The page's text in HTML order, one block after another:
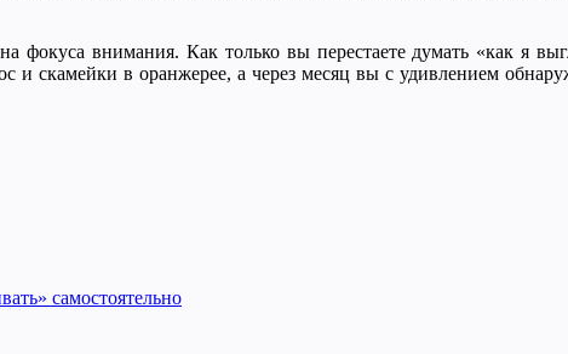
внимания. Как только вы перестаете думать «как я
и скамейки в оранжерее, а через месяц вы с удивлением
самостоятельно